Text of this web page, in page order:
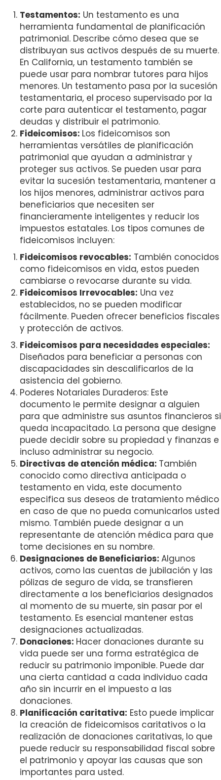
Testamentos: Un testamento es una
herramienta fundamental de planificación
patrimonial. Describe cómo desea que se
distribuyan sus activos después de su muerte.
En California, un testamento también se
puede usar para nombrar tutores para hijos
menores. Un testamento pasa por la sucesión
testamentaria, el proceso supervisado por la
corte para autenticar el testamento, pagar
deudas y distribuir el patrimonio.
Fideicomisos: Los fideicomisos son
herramientas versátiles de planificación
patrimonial que ayudan a administrar y
proteger sus activos. Se pueden usar para
evitar la sucesión testamentaria, mantener a
los hijos menores, administrar activos para
beneficiarios que necesiten ser
financieramente inteligentes y reducir los
impuestos estatales. Los tipos comunes de
fideicomisos incluyen:
Fideicomisos revocables: También conocidos
como fideicomisos en vida, estos pueden
cambiarse o revocarse durante su vida.
Fideicomisos Irrevocables: Una vez
establecidos, no se pueden modificar
fácilmente. Pueden ofrecer beneficios fiscales
y protección de activos.
Fideicomisos para necesidades especiales:
Diseñados para beneficiar a personas con
discapacidades sin descalificarlos de la
asistencia del gobierno.
Poderes Notariales Duraderos: Este
documento le permite designar a alguien
para que administre sus asuntos financieros si
queda incapacitado. La persona que designe
puede decidir sobre su propiedad y finanzas e
incluso administrar su negocio.
Directivas de atención médica: También
conocido como directiva anticipada o
testamento en vida, este documento
especifica sus deseos de tratamiento médico
en caso de que no pueda comunicarlos usted
mismo. También puede designar a un
representante de atención médica para que
tome decisiones en su nombre.
Designaciones de Beneficiarios: Algunos
activos, como las cuentas de jubilación y las
pólizas de seguro de vida, se transfieren
directamente a los beneficiarios designados
al momento de su muerte, sin pasar por el
testamento. Es esencial mantener estas
designaciones actualizadas.
Donaciones: Hacer donaciones durante su
vida puede ser una forma estratégica de
reducir su patrimonio imponible. Puede dar
una cierta cantidad a cada individuo cada
año sin incurrir en el impuesto a las
donaciones.
Planificación caritativa: Esto puede implicar
la creación de fideicomisos caritativos o la
realización de donaciones caritativas, lo que
puede reducir su responsabilidad fiscal sobre
el patrimonio y apoyar las causas que son
importantes para usted.